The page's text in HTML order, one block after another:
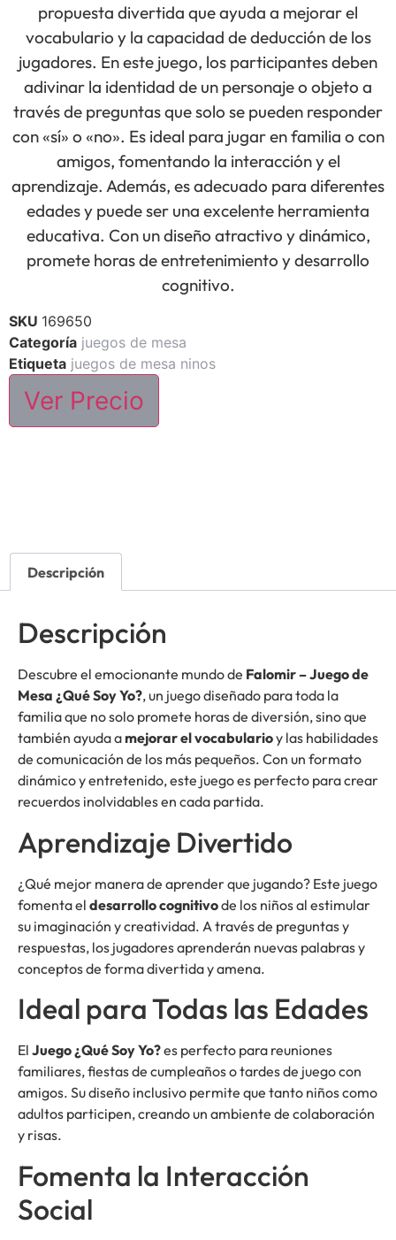
propuesta divertida que ayuda a mejorar el
vocabulario y la capacidad de deducción de los
jugadores. En este juego, los participantes deben
adivinar la identidad de un personaje o objeto a
través de preguntas que solo se pueden responder
con «sí» o «no». Es ideal para jugar en familia o con
amigos, fomentando la interacción y el
aprendizaje. Además, es adecuado para diferentes
edades y puede ser una excelente herramienta
educativa. Con un diseño atractivo y dinámico,
promete horas de entretenimiento y desarrollo
cognitivo.
SKU 169650
Categoría juegos de mesa
Etiqueta juegos de mesa ninos
Ver Precio
Descripción
Descripción
Descubre el emocionante mundo de Falomir – Juego de
Mesa ¿Qué Soy Yo?, un juego diseñado para toda la
familia que no solo promete horas de diversión, sino que
también ayuda amejorar el vocabularioy las habilidades
de comunicación de los más pequeños. Con un formato
dinámico y entretenido, este juego es perfecto para crear
recuerdos inolvidables en cada partida.
Aprendizaje Divertido
¿Qué mejor manera de aprender que jugando? Este juego
fomenta el desarrollo cognitivode los niños al estimular
su imaginación y creatividad. A través de preguntas y
respuestas, los jugadores aprenderán nuevas palabras y
conceptos de forma divertida y amena.
Ideal para Todas las Edades
El Juego ¿Qué Soy Yo?es perfecto para reuniones
familiares, fiestas de cumpleaños o tardes de juego con
amigos. Su diseño inclusivo permite que tanto niños como
adultos participen, creando un ambiente de colaboración
y risas.
Fomenta la Interacción
Social